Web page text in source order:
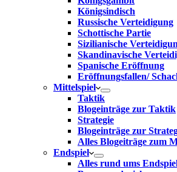
Königsindisch
Russische Verteidigung
Schottische Partie
Sizilianische
Skandinavische
Spanische Eröffnung
Eröffnungsfallen/
Mittelspiel
Taktik
Blogeinträge zur Taktik
Strategie
Blogeinträge zur
Alles Blogeiträge zum
Endspiel
Alles rund ums